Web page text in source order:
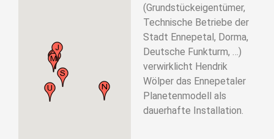
(Grundstückeigentümer,
Technische Betriebe der
Stadt Ennepetal, Dorma,
Deutsche Funkturm, …)
verwirklicht Hendrik
Wölper das Ennepetaler
Planetenmodell als
dauerhafte Installation.